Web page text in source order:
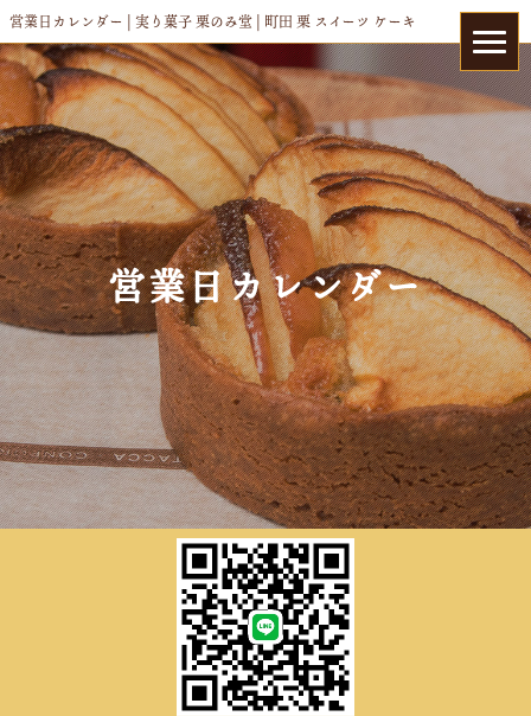
営業日カレンダー | 実り菓子 栗のみ堂 | 町田 栗 スイーツ ケーキ
営業日カレンダー